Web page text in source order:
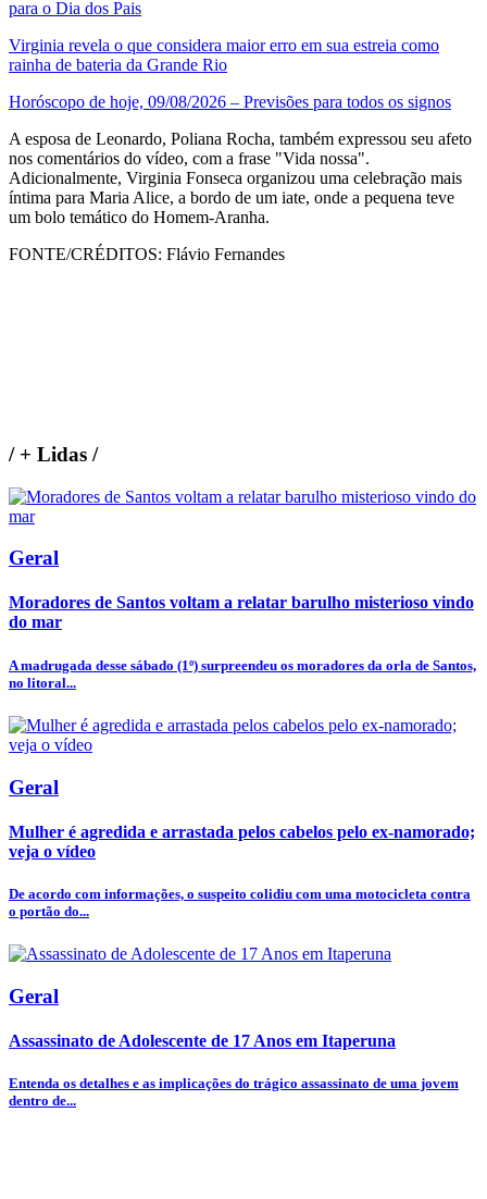
para o Dia dos Pais
Virginia revela o que considera maior erro em sua estreia como
rainha de bateria da Grande Rio
Horóscopo de hoje, 09/08/2026 – Previsões para todos os signos
A esposa de Leonardo, Poliana Rocha, também expressou seu afeto
nos comentários do vídeo, com a frase "Vida nossa".
Adicionalmente, Virginia Fonseca organizou uma celebração mais
íntima para Maria Alice, a bordo de um iate, onde a pequena teve
um bolo temático do Homem-Aranha.
FONTE/CRÉDITOS: Flávio Fernandes
/+ Lidas /
Geral
Moradores de Santos voltam a relatar barulho misterioso vindo
do mar
A madrugada desse sábado (1º) surpreendeu os moradores da orla de Santos,
no litoral...
Geral
Mulher é agredida e arrastada pelos cabelos pelo ex-namorado;
veja o vídeo
De acordo com informações, o suspeito colidiu com uma motocicleta contra
o portão do...
Geral
Assassinato de Adolescente de 17 Anos em Itaperuna
Entenda os detalhes e as implicações do trágico assassinato de uma jovem
dentro de...